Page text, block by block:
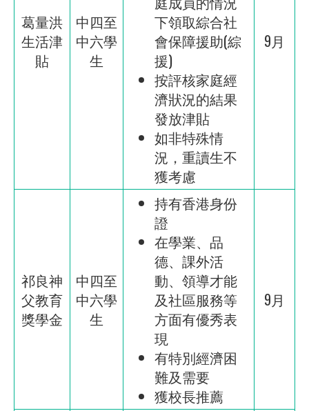
葛量洪
生活津
貼
中四至
中六學
生
下領取綜合社
會保障援助(綜
援)
按評核家庭經
濟狀況的結果
發放津貼
如非特殊情
況，重讀生不
獲考慮
9月
祁良神
父教育
獎學金
中四至
中六學
生
持有香港身份
證
在學業、品
德、課外活
動、領導才能
及社區服務等
方面有優秀表
現
有特別經濟困
難及需要
獲校長推薦
9月